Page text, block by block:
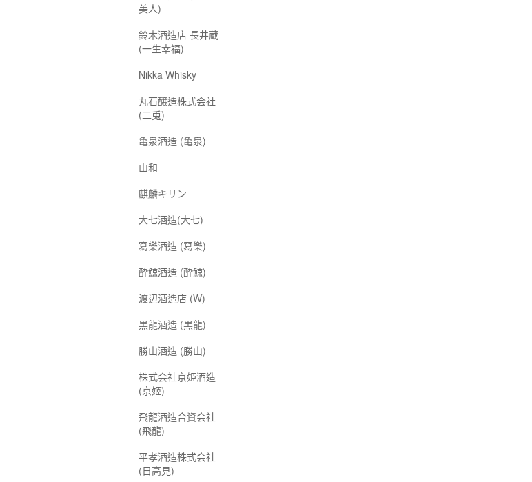
美人)
鈴木酒造店 長井蔵
(一生幸福)
Nikka Whisky
丸石醸造株式会社
(二兎)
亀泉酒造 (亀泉)
山和
麒麟キリン
大七酒造(大七)
寫樂酒造 (冩樂)
酔鯨酒造 (酔鯨)
渡辺酒造店 (W)
黒龍酒造 (黒龍)
勝山酒造 (勝山)
株式会社京姫酒造
(京姬)
飛龍酒造合資会社
(飛龍)
平孝酒造株式会社
(日高見)